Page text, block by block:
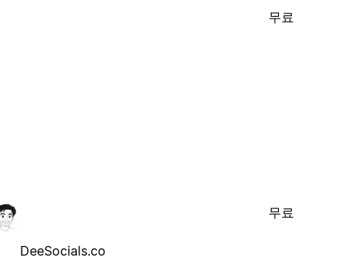
무료
DeeSocials.co
무료